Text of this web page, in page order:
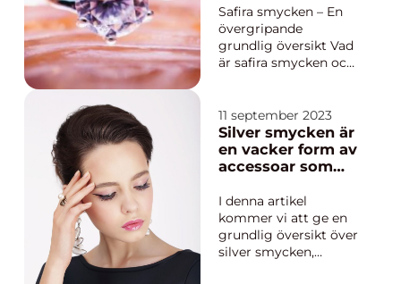
inom mat- och
dryckesentusiastkultu
ren. ...
Safira smycken – En
övergripande
grundlig översikt Vad
är safira smycken och
omfattande världen
av safira smycken
Safira smycken är en
tidlös klassiker som
sofistikerad touch till
vilken outfit so...
11 september 2023
Silver smycken är
en vacker form av
accessoar som
touch av elegans
och stil till vilken
outfit som helst
I denna artikel
kommer vi att ge en
grundlig översikt över
silver smycken,